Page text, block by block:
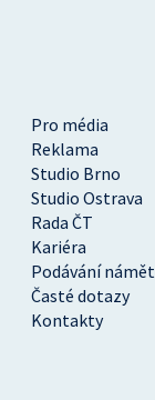
Pro média
Reklama
Studio Brno
Studio Ostrava
Rada ČT
Kariéra
Podávání
Časté dotazy
Kontakty